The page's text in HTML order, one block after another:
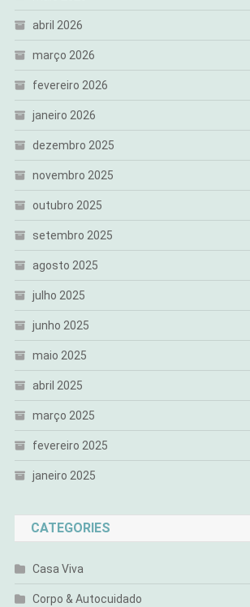
abril 2026
março 2026
fevereiro 2026
janeiro 2026
dezembro 2025
novembro 2025
outubro 2025
setembro 2025
agosto 2025
julho 2025
junho 2025
maio 2025
abril 2025
março 2025
fevereiro 2025
janeiro 2025
CATEGORIES
Casa Viva
Corpo & Autocuidado